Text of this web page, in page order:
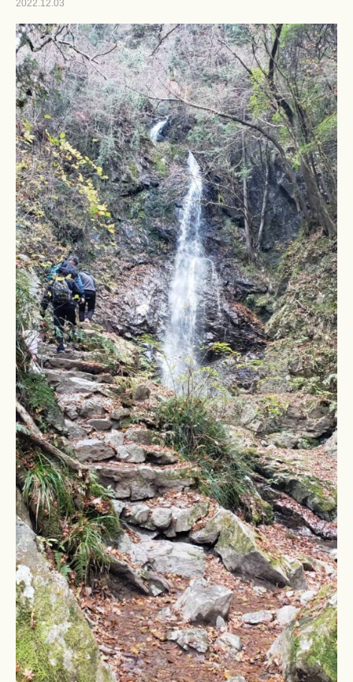
2022.12.03